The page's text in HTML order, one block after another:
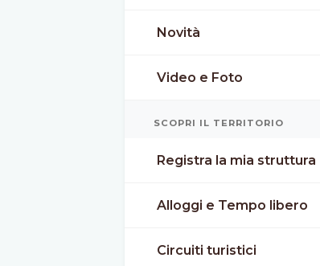
Novità
Video e Foto
SCOPRI IL TERRITORIO
Registra la mia struttura
Alloggi e Tempo libero
Circuiti turistici